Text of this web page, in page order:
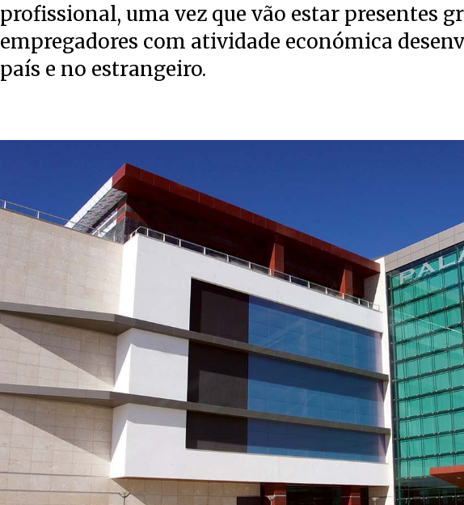
profissional, uma vez que vão estar presentes
empregadores com atividade económica
país e no estrangeiro.